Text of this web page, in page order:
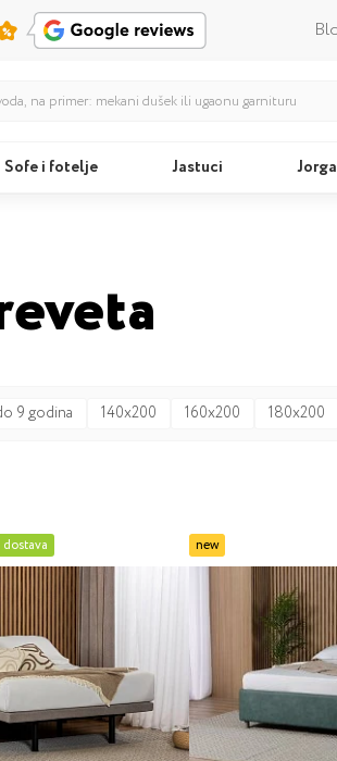
Sofe i fotelje Jastuci
jedan i po sa mehanizmom
na stomaku dečiji
9 godina 140x200 160x200 180x200
new